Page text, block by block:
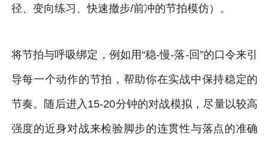
径、变向练习、快速撤步/前冲的节拍模仿）。
将节拍与呼吸绑定，例如用“稳-慢-落-回”的口令来引
导每一个动作的节拍，帮助你在实战中保持稳定的
节奏。随后进入15-20分钟的对战模拟，尽量以较高
强度的近身对战来检验脚步的连贯性与落点的准确